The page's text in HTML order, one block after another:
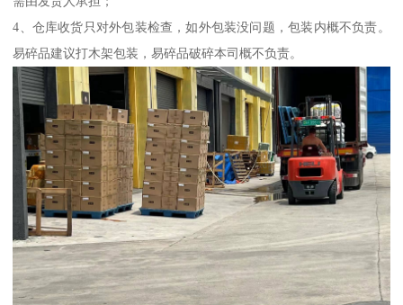
4、仓库收货只对外包装检查，如外包装没问题，包装内概不负责。
易碎品建议打木架包装，易碎品破碎本司概不负责。